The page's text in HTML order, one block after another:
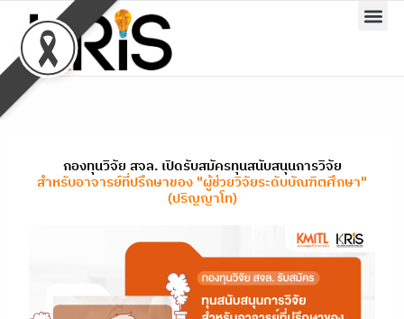
content
กองทุนวิจัย สจล. เปิดรับสมัครทุนสนับสนุนการวิจัย
สำหรับอาจารย์ที่ปรึกษาของ "ผู้ช่วยวิจัยระดับบัณฑิตศึกษา"
(ปริญญาโท)